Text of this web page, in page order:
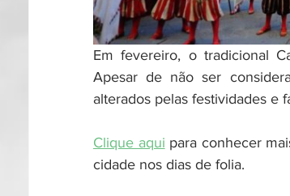
Em fevereiro, o tradicional
Apesar de não ser
alterados pelas festividades e
Clique aqui para conhecer
cidade nos dias de folia.